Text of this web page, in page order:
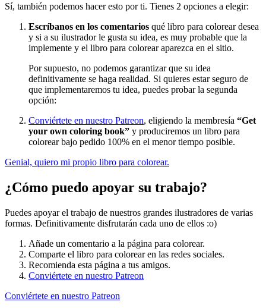
Sí, también podemos hacer esto por ti. Tienes 2 opciones a elegir:
Escríbanos en los comentarios qué libro para colorear desea
y si a su ilustrador le gusta su idea, es muy probable que la
implemente y el libro para colorear aparezca en el sitio.
Por supuesto, no podemos garantizar que su idea
definitivamente se haga realidad. Si quieres estar seguro de
que implementaremos tu idea, puedes probar la segunda
opción:
Conviértete en nuestro Patreon, eligiendo la membresía “Get
your own coloring book” y produciremos un libro para
colorear bajo pedido 100% en el menor tiempo posible.
Genial, quiero mi propio libro para colorear.
¿Cómo puedo apoyar su trabajo?
Puedes apoyar el trabajo de nuestros grandes ilustradores de varias
formas. Definitivamente disfrutarán cada uno de ellos :o)
Añade un comentario a la página para colorear.
Comparte el libro para colorear en las redes sociales.
Recomienda esta página a tus amigos.
Conviértete en nuestro Patreon
Conviértete en nuestro Patreon